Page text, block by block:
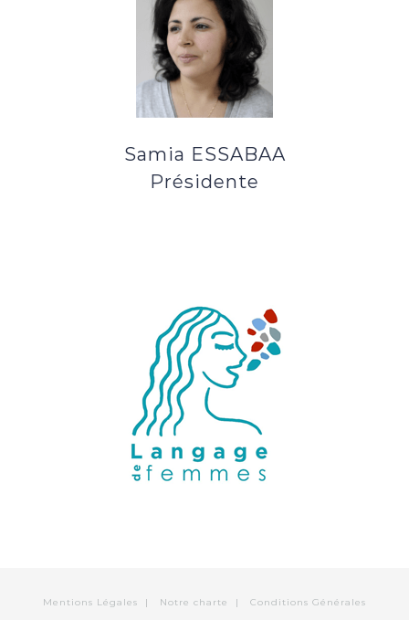
Samia ESSABAA
Présidente
Mentions Légales | Notre charte | Conditions Générales